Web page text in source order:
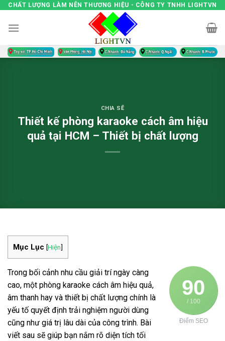
Skip
content
CHẤT LƯỢNG LÀM NÊN THƯƠNG HIỆU - CÔNG TY TNHH LIGHTVN
CHIA SẼ
Thiết kế phòng karaoke cách âm hiệu
quả tại HCM – Thiết bị chất lượng
Mục Lục [Hiện]
90
/ 100
Điểm SEO
Trong bối cảnh nhu cầu giải trí ngày càng
cao, một phòng karaoke cách âm hiệu quả,
âm thanh hay và thiết bị chất lượng chính là
yếu tố quyết định trải nghiệm người dùng
cũng như giá trị lâu dài của công trình. Bài
viết sau sẽ giúp bạn nắm rõ diện tích tối